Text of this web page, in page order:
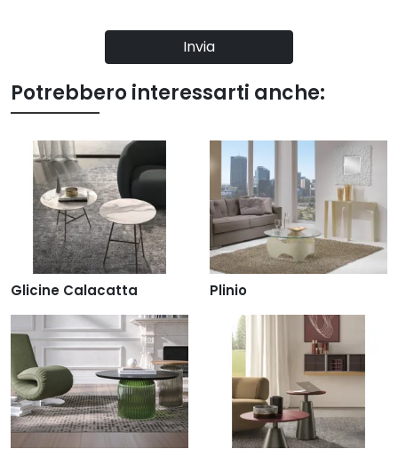
Invia
Potrebbero interessarti anche:
Glicine Calacatta Plinio